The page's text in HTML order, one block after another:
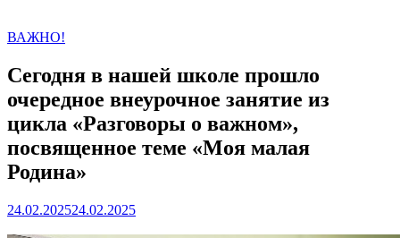
ВАЖНО!
Сегодня в нашей школе прошло
очередное внеурочное занятие из
цикла «Разговоры о важном»,
посвященное теме «Моя малая
Родина»
24.02.202524.02.2025